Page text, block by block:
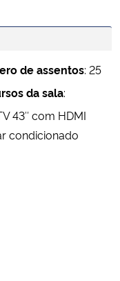
de assentos: 25
da sala:
43″ com HDMI
condicionado